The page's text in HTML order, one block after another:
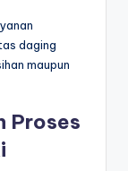
daging
maupun
Proses